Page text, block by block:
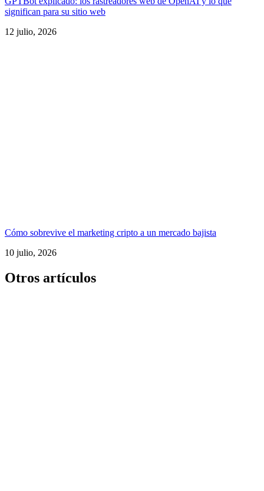
significan para su sitio web
12 julio, 2026
Cómo sobrevive el marketing cripto a un mercado bajista
10 julio, 2026
Otros artículos